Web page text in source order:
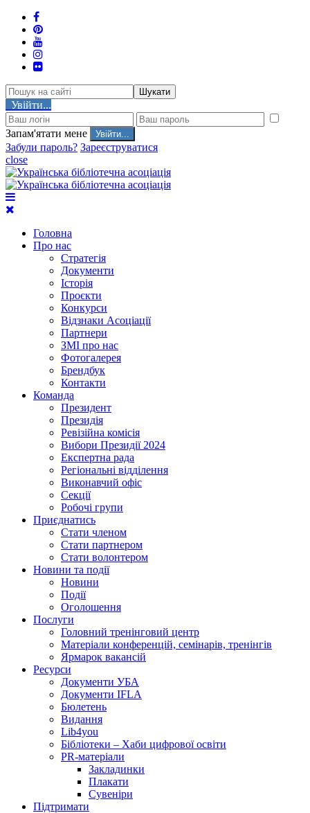
Шукати
Увійти...
Запам'ятати мене
Забули пароль? Зареєструватися
close
Головна
Про нас
Стратегія
Документи
Історія
Проєкти
Конкурси
Відзнаки Асоціації
Партнери
ЗМІ про нас
Фотогалерея
Брендбук
Контакти
Команда
Президент
Президія
Ревізійна комісія
Вибори Президії 2024
Експертна рада
Регіональні відділення
Виконавчий офіс
Секції
Робочі групи
Приєднатись
Стати членом
Стати партнером
Стати волонтером
Новини та події
Новини
Події
Оголошення
Послуги
Головний тренінговий центр
Матеріали конференцій, семінарів, тренінгів
Ярмарок вакансій
Ресурси
Документи УБА
Документи IFLA
Бюлетень
Видання
Lib4you
Бібліотеки – Хаби цифрової освіти
PR-матеріали
Закладинки
Плакати
Сувеніри
Підтримати